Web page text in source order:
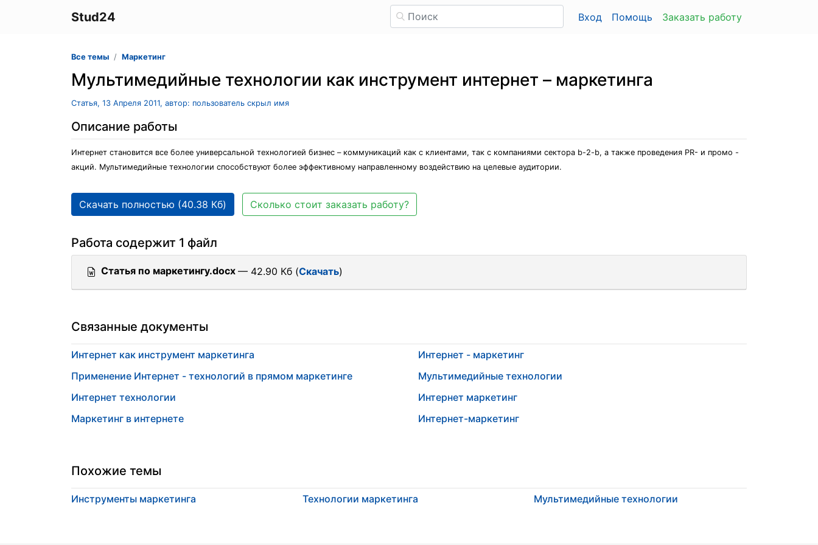
Stud24 Вход Помощь Заказать работу
Все темы Маркетинг
Мультимедийные технологии как инструмент интернет – маркетинга
Статья, 13 Апреля 2011, автор: пользователь скрыл имя
Описание работы
Интернет становится все более универсальной технологией бизнес – коммуникаций как с клиентами, так с компаниями сектора b-2-b, а также проведения PR- и промо -
акций. Мультимедийные технологии способствуют более эффективному направленному воздействию на целевые аудитории.
Скачать полностью (40.38 Кб) Сколько стоит заказать работу?
Работа содержит 1 файл
Статья по маркетингу.docx — 42.90 Кб (Скачать)
Связанные документы
Интернет как инструмент маркетинга
Применение Интернет - технологий в прямом маркетинге
Интернет технологии
Маркетинг в интернете
Интернет - маркетинг
Мультимедийные технологии
Интернет маркетинг
Интернет-маркетинг
Похожие темы
Инструменты маркетинга Технологии маркетинга Мультимедийные технологии